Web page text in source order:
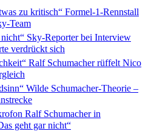
zu kritisch“ Formel-1-Rennstall
Team
Sky-Reporter bei Interview
verdrückt sich
Ralf Schumacher rüffelt Nico
Wilde Schumacher-Theorie –
Ralf Schumacher in
geht gar nicht“